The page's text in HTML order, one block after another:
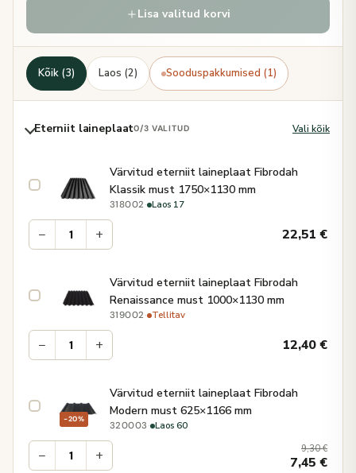
Lisa valitud korvi
Kõik (3) Laos (2) Sooduspakkumised (1)
Eterniit laineplaat0/3 VALITUD Vali kõik
Värvitud eterniit laineplaat Fibrodah
Klassik must 1750×1130 mm
318002 · Laos 17
− + 22,51€
Värvitud eterniit laineplaat Fibrodah
Renaissance must 1000×1130 mm
319002 · Tellitav
− + 12,40€
−20%
Värvitud eterniit laineplaat Fibrodah
Modern must 625×1166 mm
320003 · Laos 60
− + 9,30€
7,45€